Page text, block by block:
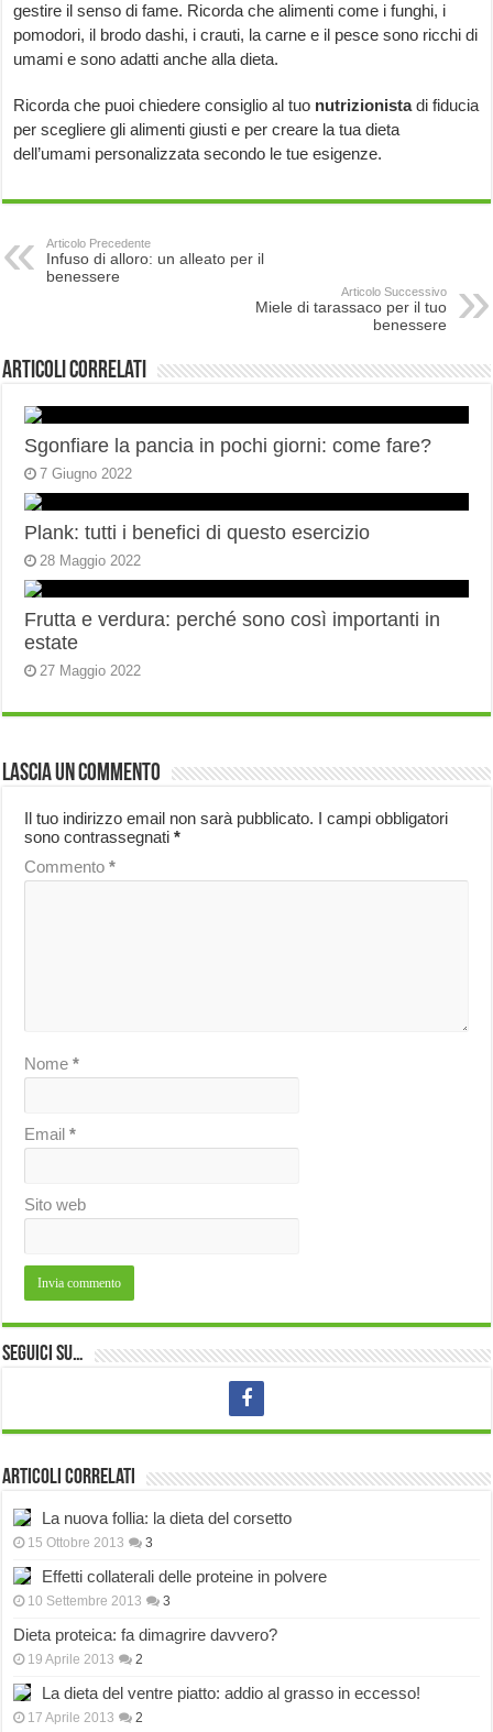
gestire il senso di fame. Ricorda che alimenti come i funghi, i
pomodori, il brodo dashi, i crauti, la carne e il pesce sono ricchi di
umami e sono adatti anche alla dieta.
Ricorda che puoi chiedere consiglio al tuo nutrizionistadi fiducia
per scegliere gli alimenti giusti e per creare la tua dieta
dell’umami personalizzata secondo le tue esigenze.
Articolo Precedente
Infuso di alloro: un alleato per il
benessere
Articolo Successivo
Miele di tarassaco per il tuo
benessere
Articoli correlati
Sgonfiare la pancia in pochi giorni: come fare?
7 Giugno 2022
Plank: tutti i benefici di questo esercizio
28 Maggio 2022
Frutta e verdura: perché sono così importanti in
estate
27 Maggio 2022
Lascia un commento
Il tuo indirizzo email non sarà pubblicato. I campi obbligatori
sono contrassegnati*
Commento*
Nome*
Email*
Sito web
Seguici su…
Articoli correlati
La nuova follia: la dieta del corsetto
15 Ottobre 2013 3
Effetti collaterali delle proteine in polvere
10 Settembre 2013 3
Dieta proteica: fa dimagrire davvero?
19 Aprile 2013 2
La dieta del ventre piatto: addio al grasso in eccesso!
17 Aprile 2013 2